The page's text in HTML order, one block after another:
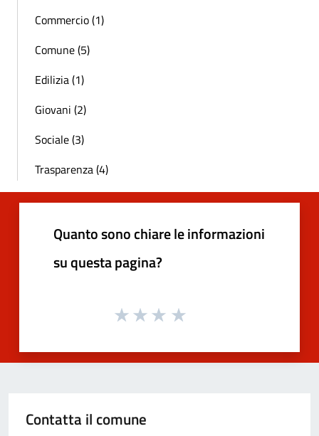
Commercio (1)
Comune (5)
Edilizia (1)
Giovani (2)
Sociale (3)
Trasparenza (4)
Quanto sono chiare le informazioni
su questa pagina?
Contatta il comune